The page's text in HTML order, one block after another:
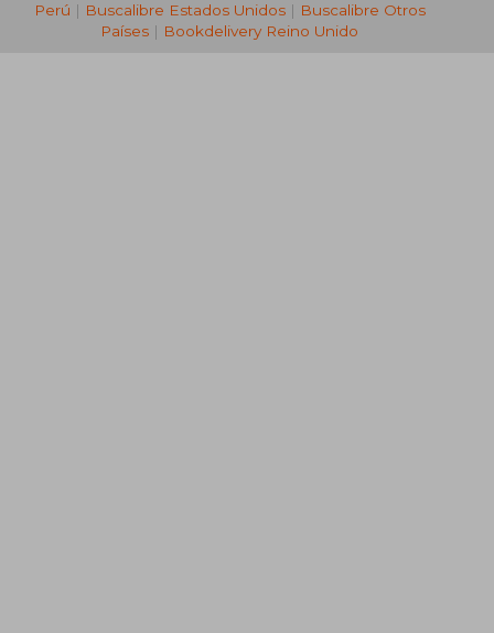
Perú | Buscalibre Estados Unidos| Buscalibre Otros
Países | Bookdelivery Reino Unido